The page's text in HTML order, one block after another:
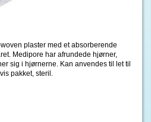
plaster med et absorberende
Medipore har afrundede hjørner,
sig i hjørnerne. Kan anvendes til let til
pakket, steril.